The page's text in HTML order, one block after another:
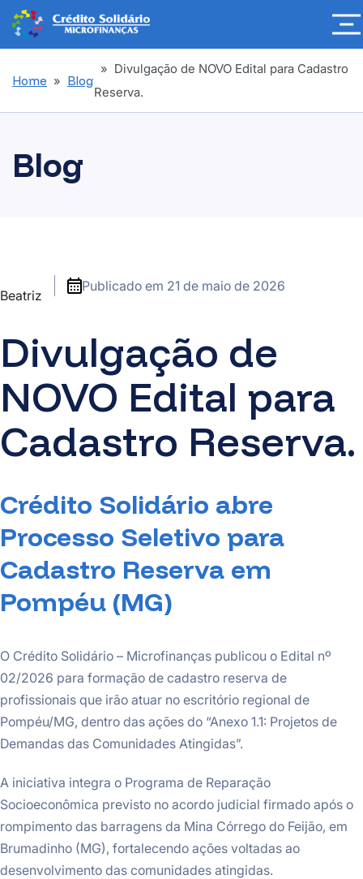
Home » Blog
» Divulgação de NOVO Edital para Cadastro
Reserva.
Blog
Beatriz
Publicado em 21 de maio de 2026
Divulgação de
NOVO Edital para
Cadastro Reserva.
Crédito Solidário abre
Processo Seletivo para
Cadastro Reserva em
Pompéu (MG)
O Crédito Solidário – Microfinanças publicou o Edital nº
02/2026 para formação de cadastro reserva de
profissionais que irão atuar no escritório regional de
Pompéu/MG, dentro das ações do “Anexo 1.1: Projetos de
Demandas das Comunidades Atingidas”.
A iniciativa integra o Programa de Reparação
Socioeconômica previsto no acordo judicial firmado após o
rompimento das barragens da Mina Córrego do Feijão, em
Brumadinho (MG), fortalecendo ações voltadas ao
desenvolvimento das comunidades atingidas.